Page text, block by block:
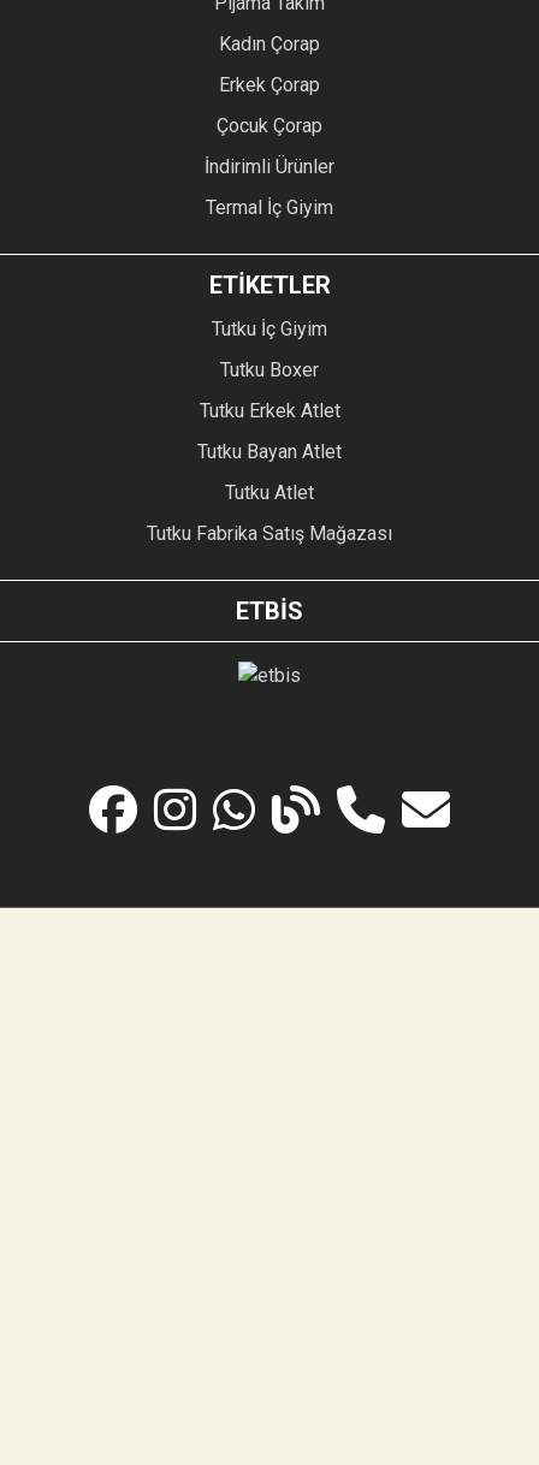
Kadın Çorap
Erkek Çorap
Çocuk Çorap
İndirimli Ürünler
Termal İç Giyim
ETİKETLER
Tutku İç Giyim
Tutku Boxer
Tutku Erkek Atlet
Tutku Bayan Atlet
Tutku Atlet
Tutku Fabrika Satış Mağazası
ETBİS